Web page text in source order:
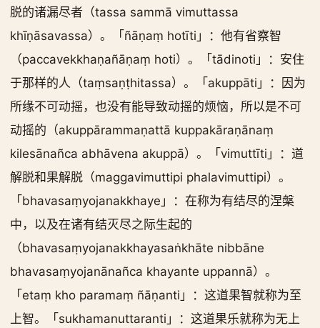
脱的诸漏尽者（tassa sammā vimuttassa
khīṇāsavassa）。「ñāṇaṃ hotīti」：他有省察智
（paccavekkhaṇañāṇaṃ hoti）。「tādinoti」：安住
于那样的人（taṃsaṇṭhitassa）。「akuppāti」：因为
所缘不可动摇，也没有能导致动摇的烦恼，所以是不可
动摇的（akuppārammaṇattā kuppakāraṇānaṃ
kilesānañca abhāvena akuppā）。「vimuttīti」：道
解脱和果解脱（maggavimuttipi phalavimuttipi）。
「bhavasaṃyojanakkhaye」：在称为有结尽的涅槃
中，以及在诸有结灭尽之际生起的
（bhavasaṃyojanakkhayasaṅkhāte nibbāne
bhavasaṃyojanānañca khayante uppannā）。
「etaṃ kho paramaṃ ñāṇanti」：这道果智就称为至
上智。「sukhamanuttaranti」：这道果乐就称为无上